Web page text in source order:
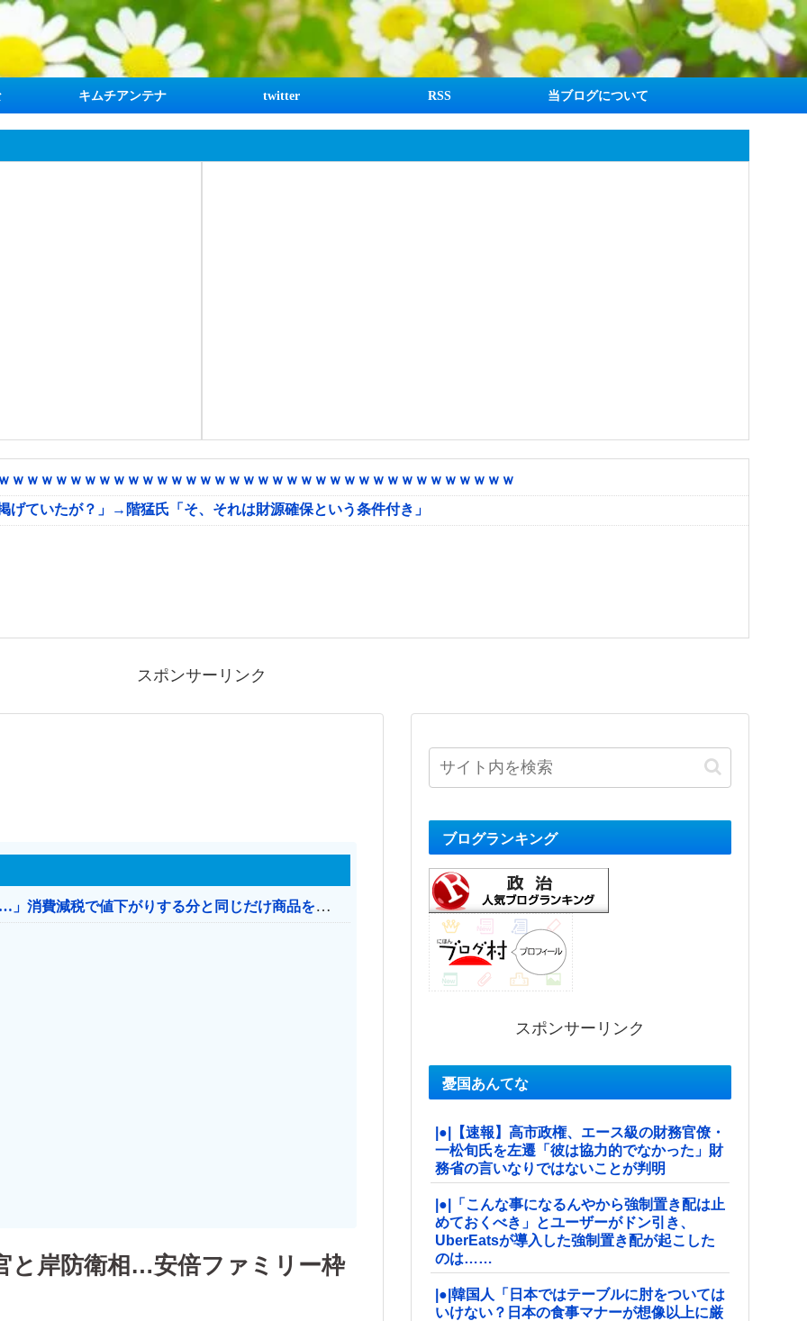
キムチアンテナ twitter RSS 当ブログについて
ｗｗｗｗｗｗｗｗｗｗｗｗｗｗｗｗｗｗｗｗｗｗｗｗｗｗｗｗｗｗｗｗｗｗ
ていたが？」→階猛氏「そ、それは財源確保という条件付き」
スポンサーリンク
【消費税率1％】 「下げるのが筋なんですけど…」消費減税で値下がりする分と同じだけ商品を値上げして店頭価格を変えない店も
と岸防衛相…安倍ファミリー枠
ブログランキング
スポンサーリンク
憂国あんてな
|●|【速報】高市政権、エース級の財務官僚・
一松旬氏を左遷「彼は協力的でなかった」財
務省の言いなりではないことが判明
|●|「こんな事になるんやから強制置き配は止
めておくべき」とユーザーがドン引き、
UberEatsが導入した強制置き配が起こした
のは……
|●|韓国人「日本ではテーブルに肘をついては
いけない？日本の食事マナーが想像以上に厳